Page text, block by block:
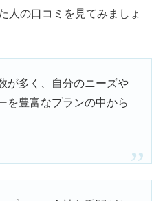
人の口コミを見てみましょ
が多く、自分のニーズや
を豊富なプランの中から